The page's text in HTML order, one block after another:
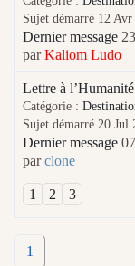
Sujet démarré 12
Dernier message
parKaliom Ludo
Lettre à
Catégorie :
Sujet démarré 20 Jul
Dernier message
parclone
1 2 3
1